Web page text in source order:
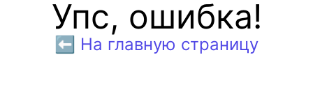
Упс, ошибка!
⬅️ На главную страницу